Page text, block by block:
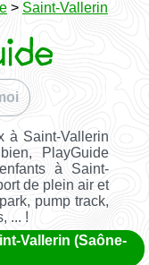
> Saint-Vallerin
à Saint-Vallerin
PlayGuide
à Saint-
de plein air et
pump track,
... !
Vallerin (Saône-